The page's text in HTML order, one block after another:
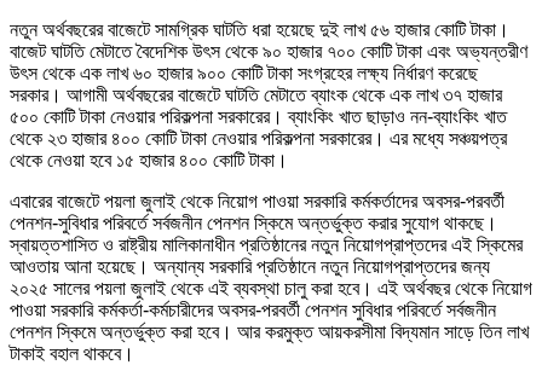
নতুন অর্থবছরের বাজেটে সামগ্রিক ঘাটতি ধরা হয়েছে দুই লাখ ৫৬ হাজার কোটি টাকা।
বাজেট ঘাটতি মেটাতে বৈদেশিক উৎস থেকে ৯০ হাজার ৭০০ কোটি টাকা এবং অভ্যন্তরীণ
উৎস থেকে এক লাখ ৬০ হাজার ৯০০ কোটি টাকা সংগ্রহের লক্ষ্য নির্ধারণ করেছে
সরকার। আগামী অর্থবছরের বাজেটে ঘাটতি মেটাতে ব্যাংক থেকে এক লাখ ৩৭ হাজার
৫০০ কোটি টাকা নেওয়ার পরিকল্পনা সরকারের। ব্যাংকিং খাত ছাড়াও নন-ব্যাংকিং খাত
থেকে ২৩ হাজার ৪০০ কোটি টাকা নেওয়ার পরিকল্পনা সরকারের। এর মধ্যে সঞ্চয়পত্র
থেকে নেওয়া হবে ১৫ হাজার ৪০০ কোটি টাকা।
এবারের বাজেটে পয়লা জুলাই থেকে নিয়োগ পাওয়া সরকারি কর্মকর্তাদের অবসর-পরবর্তী
পেনশন-সুবিধার পরিবর্তে সর্বজনীন পেনশন স্কিমে অন্তর্ভুক্ত করার সুযোগ থাকছে।
স্বায়ত্তশাসিত ও রাষ্ট্রীয় মালিকানাধীন প্রতিষ্ঠানের নতুন নিয়োগপ্রাপ্তদের এই স্কিমের
আওতায় আনা হয়েছে। অন্যান্য সরকারি প্রতিষ্ঠানে নতুন নিয়োগপ্রাপ্তদের জন্য
২০২৫ সালের পয়লা জুলাই থেকে এই ব্যবস্থা চালু করা হবে। এই অর্থবছর থেকে নিয়োগ
পাওয়া সরকারি কর্মকর্তা-কর্মচারীদের অবসর-পরবর্তী পেনশন সুবিধার পরিবর্তে সর্বজনীন
পেনশন স্কিমে অন্তর্ভুক্ত করা হবে। আর করমুক্ত আয়করসীমা বিদ্যমান সাড়ে তিন লাখ
টাকাই বহাল থাকবে।